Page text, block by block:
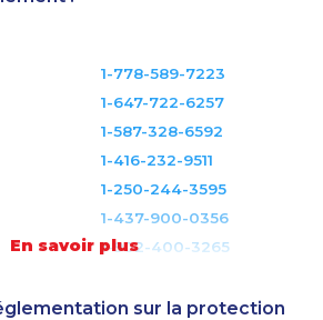
En savoir plus
1-778-589-7223
1-647-722-6257
1-587-328-6592
1-416-232-9511
1-250-244-3595
1-437-900-0356
1-902-400-3265
1-604-639-0580
sur la protection